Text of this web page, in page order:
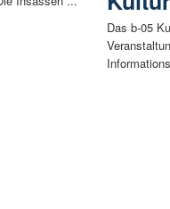
Das b-05